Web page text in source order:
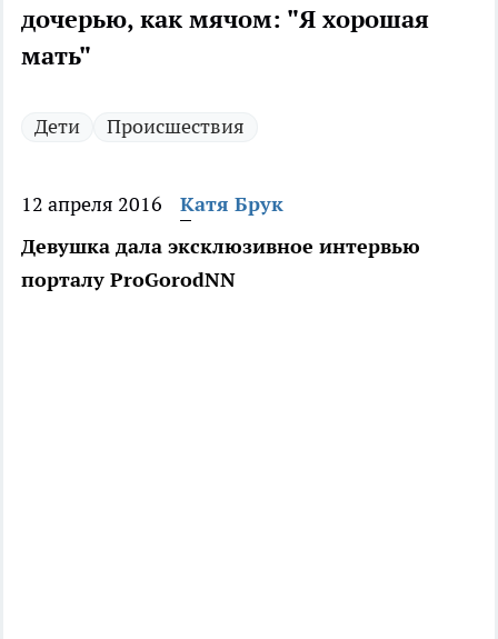
дочерью, как мячом: "Я хорошая
мать"
Дети Происшествия
12 апреля 2016
Катя Брук
Девушка дала эксклюзивное интервью
порталу ProGorodNN